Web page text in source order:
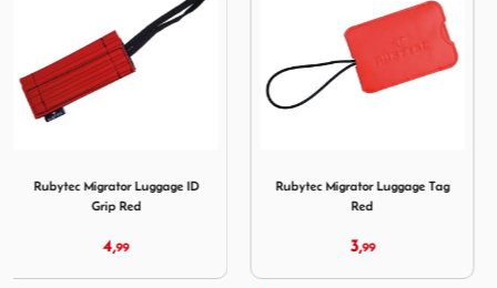
Rubytec Migrator Luggage Tag
Red
3,99
Rubytec Migrator TSA 3-Dial
Lock Red
9,99